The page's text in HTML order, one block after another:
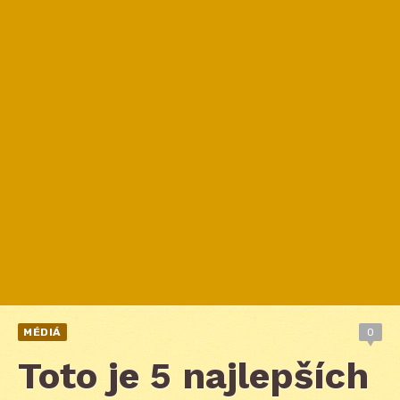
MÉDIÁ 0
Toto je 5 najlepších